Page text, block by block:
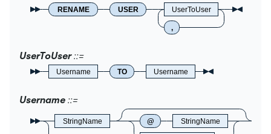
RENAME USER UserToUser
,
UserToUser
Username TO Username
Username
StringName @ StringName